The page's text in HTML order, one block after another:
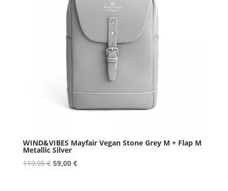
WIND&VIBES Mayfair Vegan Stone Grey M + Flap M
Metallic Silver
119,95€ Ursprünglicher
59,00 €Aktueller